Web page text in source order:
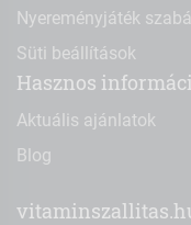
Nyereményjáték
Süti beállítások
Hasznos
Aktuális ajánlatok
Blog